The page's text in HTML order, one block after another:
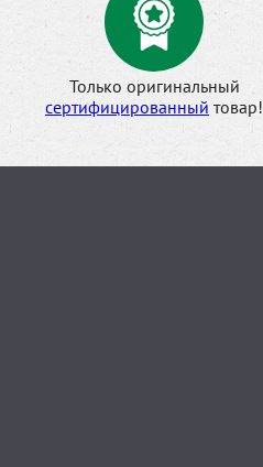
Только оригинальный
сертифицированный товар!